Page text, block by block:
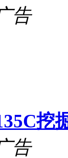
告
挖
告